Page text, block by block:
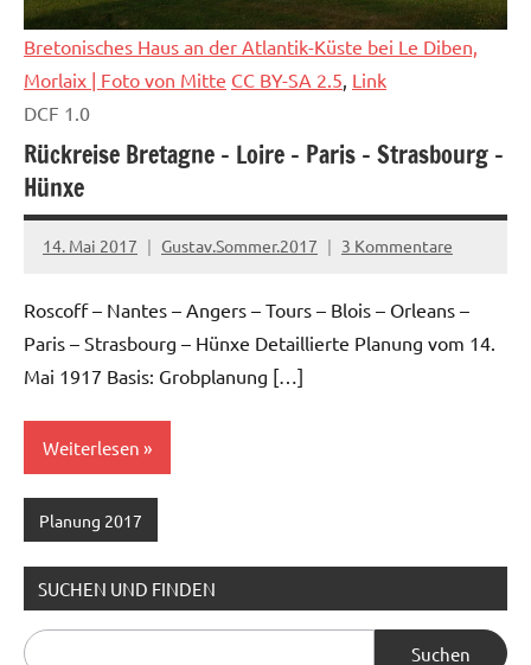
Bretonisches Haus an der Atlantik-Küste bei Le Diben,
Morlaix | Foto von Mitte CC BY-SA 2.5 Link
DCF 1.0
Rückreise Bretagne – Loire – Paris – Strasbourg –
Hünxe
14. Mai 2017 Gustav.Sommer.2017 3 Kommentare
Roscoff – Nantes – Angers – Tours – Blois – Orleans –
Paris – Strasbourg – Hünxe Detaillierte Planung vom 14.
Mai 1917 Basis: Grobplanung […]
Weiterlesen
Planung 2017
SUCHEN UND FINDEN
Suchen